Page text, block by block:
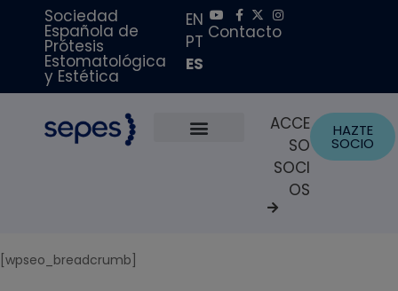
Sociedad
Española de
Prótesis
Estomatológica
y Estética
EN
PT
ES
Contacto
ACCE
SO
SOCI
OS
HAZTE
SOCIO
[wpseo_breadcrumb]